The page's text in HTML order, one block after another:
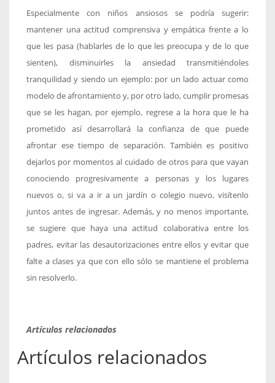
Especialmente con niños ansiosos se podría sugerir:
mantener una actitud comprensiva y empática frente a lo
que les pasa (hablarles de lo que les preocupa y de lo que
sienten), disminuirles la ansiedad transmitiéndoles
tranquilidad y siendo un ejemplo: por un lado actuar como
modelo de afrontamiento y, por otro lado, cumplir promesas
que se les hagan, por ejemplo, regrese a la hora que le ha
prometido así desarrollará la confianza de que puede
afrontar ese tiempo de separación. También es positivo
dejarlos por momentos al cuidado de otros para que vayan
conociendo progresivamente a personas y los lugares
nuevos o, si va a ir a un jardín o colegio nuevo, visítenlo
juntos antes de ingresar. Además, y no menos importante,
se sugiere que haya una actitud colaborativa entre los
padres, evitar las desautorizaciones entre ellos y evitar que
falte a clases ya que con ello sólo se mantiene el problema
sin resolverlo.
Artículos relacionados
Artículos relacionados